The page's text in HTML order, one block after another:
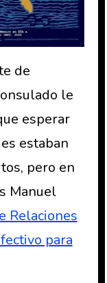
de
le
esperar
estaban
pero en
Manuel
Relaciones
para